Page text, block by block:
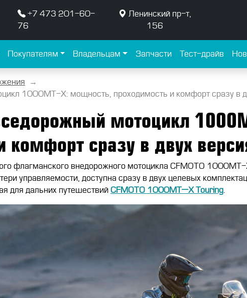
+7 473 201-60-
76
Ленинский пр-т,
156
Покупателям Владельцам Запчасти Тест-драйв
→
1000MT-X: мощность, проходимость и комфорт сразу в
мотоцикл
комфорт сразу в двух
флагманского внедорожного мотоцикла CFMOTO 1000MT-
управляемости, доступна сразу в двух целевых
для дальних путешествий CFMOTO 1000MT—X Touring.